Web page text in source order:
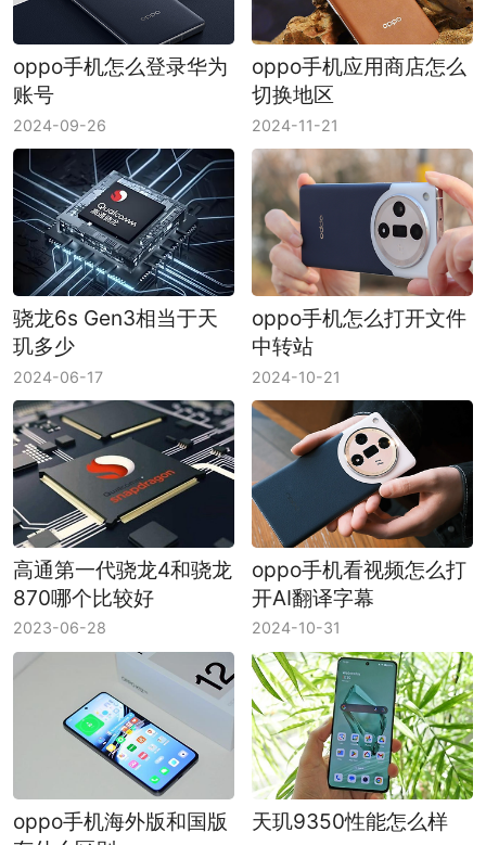
oppo手机怎么登录华为
账号
2024-09-26
oppo手机应用商店怎么
切换地区
2024-11-21
骁龙6s Gen3相当于天
玑多少
2024-06-17
oppo手机怎么打开文件
中转站
2024-10-21
高通第一代骁龙4和骁龙
870哪个比较好
2023-06-28
oppo手机看视频怎么打
开AI翻译字幕
2024-10-31
oppo手机海外版和国版
天玑9350性能怎么样